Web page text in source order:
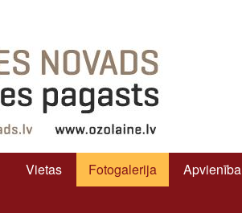
Vietas Fotogalerija Apvienība